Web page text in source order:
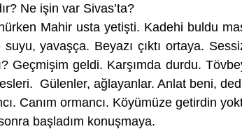
Ne işin var Sivas’ta?
Mahir usta yetişti. Kadehi buldu
yavaşça. Beyazı çıktı ortaya.
Geçmişim geldi. Karşımda durdu.
Gülenler, ağlayanlar. Anlat beni,
Canım ormancı. Köyümüze getirdin
başladım konuşmaya.